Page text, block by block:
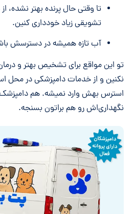
تا وقتی حال پرنده بهتر نشده،
تشویقی زیاد خودداری کنین.
آب تازه همیشه در دسترسش
تو این مواقع برای تشخیص بهتر و درمان
نکنین و از خدمات دامپزشکی در محل
استرس بهش وارد نمیشه. هم
نگهداری‌اش رو هم براتون بسنجه.